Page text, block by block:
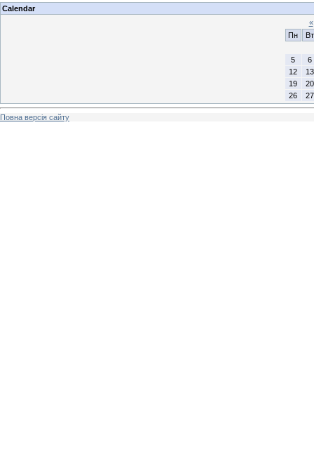
Calendar
«
Пн
Вт
5
6
12
13
19
20
26
27
Повна версія сайту